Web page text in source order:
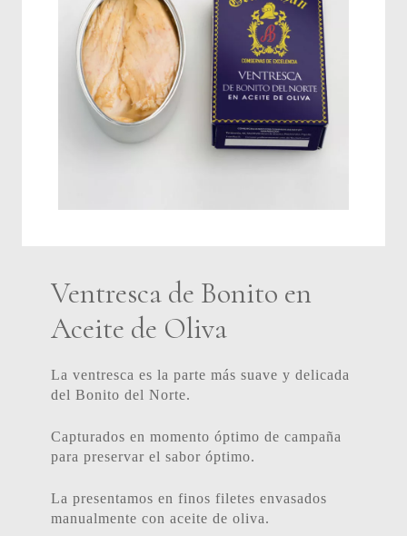
Ventresca de Bonito en
Aceite de Oliva
La ventresca es la parte más suave y delicada
del Bonito del Norte.
Capturados en momento óptimo de campaña
para preservar el sabor óptimo.
La presentamos en finos filetes envasados
manualmente con aceite de oliva.